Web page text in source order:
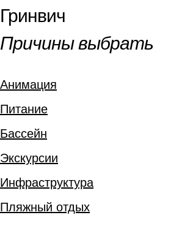
Гринвич
Причины выбрать
Анимация
Питание
Бассейн
Экскурсии
Инфраструктура
Пляжный отдых